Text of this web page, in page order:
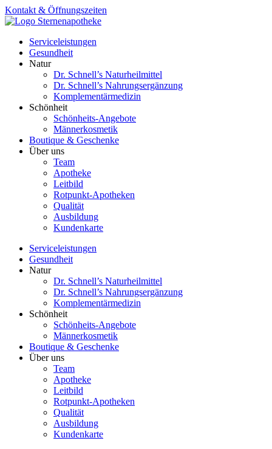
Zum
Inhalt
Kontakt & Öffnungszeiten
Serviceleistungen
Gesundheit
Natur
Dr. Schnell’s Naturheilmittel
Dr. Schnell’s Nahrungsergänzung
Komplementärmedizin
Schönheit
Schönheits-Angebote
Männerkosmetik
Boutique & Geschenke
Über uns
Team
Apotheke
Leitbild
Rotpunkt-Apotheken
Qualität
Ausbildung
Kundenkarte
Serviceleistungen
Gesundheit
Natur
Dr. Schnell’s Naturheilmittel
Dr. Schnell’s Nahrungsergänzung
Komplementärmedizin
Schönheit
Schönheits-Angebote
Männerkosmetik
Boutique & Geschenke
Über uns
Team
Apotheke
Leitbild
Rotpunkt-Apotheken
Qualität
Ausbildung
Kundenkarte